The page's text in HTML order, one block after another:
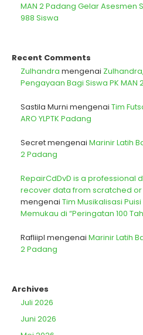
MAN 2 Padang Gelar Asesmen
988 Siswa
Recent Comments
Zulhandra mengenai
Pengayaan Bagi Siswa PK MAN
Sastila Murni mengenai Tim
ARO YLPTK Padang
Secretmengenai Marinir Latih
2 Padang
RepairCdDvD is a professional
recover data from scratched
mengenai Tim Musikalisasi
Memukau di “Peringatan 100
Rafliipl mengenai Marinir Latih
2 Padang
Archives
Juli 2026
Juni 2026